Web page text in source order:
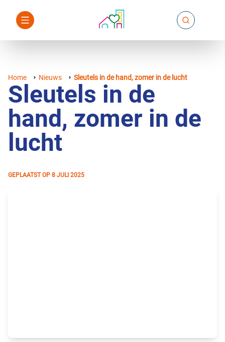
Home Nieuws Sleutels in de hand, zomer in de lucht
Sleutels in de
hand, zomer in de
lucht
GEPLAATST OP 8 JULI 2025